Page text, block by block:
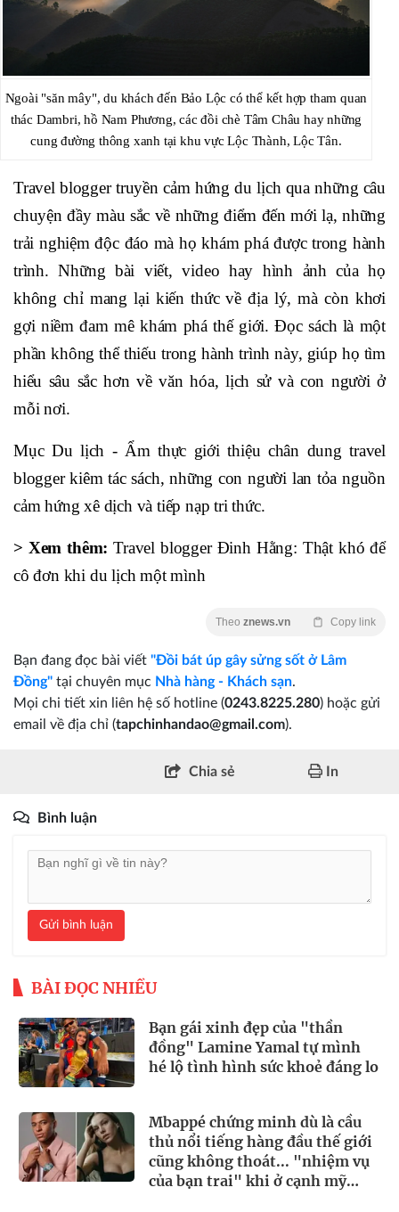
Ngoài "săn mây", du khách đến Bảo Lộc có thể kết hợp tham quan
thác Dambri, hồ Nam Phương, các đồi chè Tâm Châu hay những
cung đường thông xanh tại khu vực Lộc Thành, Lộc Tân.
Travel blogger truyền cảm hứng du lịch qua những câu
chuyện đầy màu sắc về những điểm đến mới lạ, những
trải nghiệm độc đáo mà họ khám phá được trong hành
trình. Những bài viết, video hay hình ảnh của họ
không chỉ mang lại kiến thức về địa lý, mà còn khơi
gợi niềm đam mê khám phá thế giới. Đọc sách là một
phần không thể thiếu trong hành trình này, giúp họ tìm
hiểu sâu sắc hơn về văn hóa, lịch sử và con người ở
mỗi nơi.
Mục Du lịch - Ẩm thực giới thiệu chân dung travel
blogger kiêm tác sách, những con người lan tỏa nguồn
cảm hứng xê dịch và tiếp nạp tri thức.
> Xem thêm:Travel blogger Đinh Hằng: Thật khó để
cô đơn khi du lịch một mình
Theo znews.vn Copy link
Bạn đang đọc bài viết "Đồi bát úp gây sửng sốt ở Lâm
Đồng" tại chuyên mục Nhà hàng - Khách sạn.
Mọi chi tiết xin liên hệ số hotline (0243.8225.280) hoặc gửi
email về địa chỉ (tapchinhandao@gmail.com).
Chia sẻ In
Bình luận
Gửi bình luận
BÀI ĐỌC NHIỀU
Bạn gái xinh đẹp của "thần
đồng" Lamine Yamal tự mình
hé lộ tình hình sức khoẻ đáng lo
Mbappé chứng minh dù là cầu
thủ nổi tiếng hàng đầu thế giới
cũng không thoát... "nhiệm vụ
của bạn trai" khi ở cạnh mỹ